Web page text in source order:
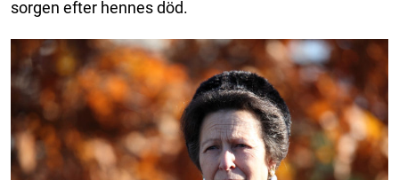
sorgen efter hennes död.